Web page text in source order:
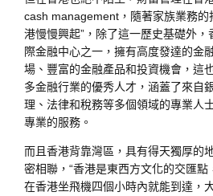
cash management，隨著家族業務的
港慢慢興起”，除了這一歷史基礎外
際金融中心之一，擁有高度發達的金
場、豐富的金融產品和投資機會，這
多金融行業的優秀人才，涵蓋了來自
理、法律和稅務等多個領域的專業人
專業的服務。
而且香港背靠灣區，具有得天獨厚的
密相聯，“香港是東西方文化的交匯點
在香港坐飛機四個小時內就能到達，